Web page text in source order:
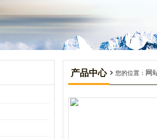
产品中心 您的位置： 网